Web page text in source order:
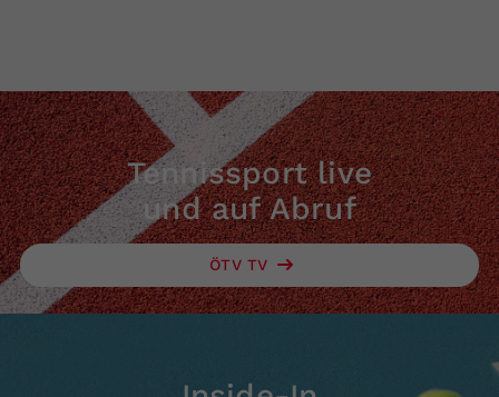
Tennissport live
und auf Abruf
ÖTV TV